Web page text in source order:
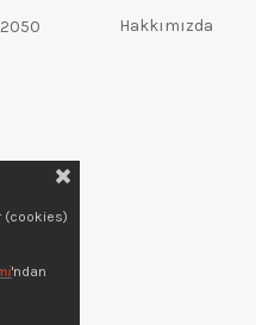
Hakkımızda
(cookies)
'ndan